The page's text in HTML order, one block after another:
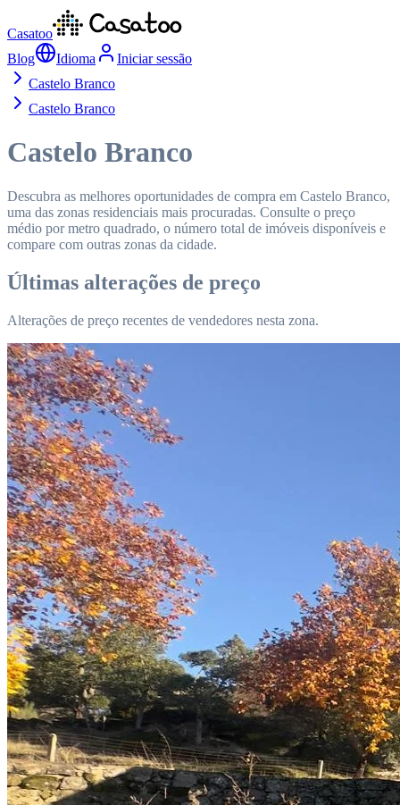
Casatoo
Blog
Idioma
Iniciar sessão
Castelo Branco
Castelo Branco
Castelo Branco
Descubra as melhores oportunidades de compra em Castelo Branco,
uma das zonas residenciais mais procuradas. Consulte o preço
médio por metro quadrado, o número total de imóveis disponíveis e
compare com outras zonas da cidade.
Últimas alterações de preço
Alterações de preço recentes de vendedores nesta zona.